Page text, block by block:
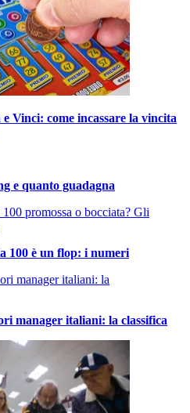
Vinci: come incassare la vincita
e quanto guadagna
100 è un flop: i numeri
manager italiani: la classifica